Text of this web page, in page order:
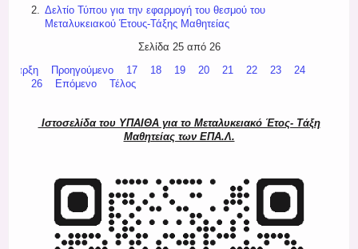
Δελτίο Τύπου για την εφαρμογή του θεσμού του
Μεταλυκειακού Έτους-Τάξης Μαθητείας
Σελίδα 25 από 26
Έναρξη
Προηγούμενο 17 18 19 20 21 22 23
24
26 Επόμενο Τέλος
Ιστοσελίδα του ΥΠΑΙΘΑ για το Μεταλυκειακό Έτος- Τάξη
Μαθητείας των ΕΠΑ.Λ.